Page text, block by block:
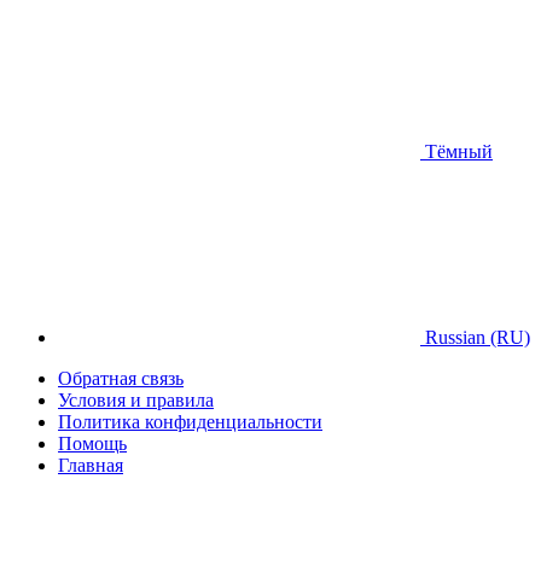
Тёмный
Russian (RU)
Обратная связь
Условия и правила
Политика конфиденциальности
Помощь
Главная